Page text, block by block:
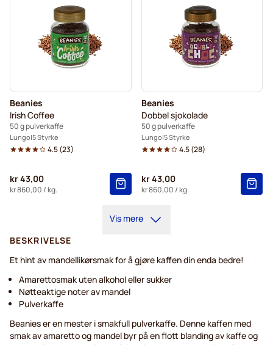
Beanies
Irish Coffee
50 g pulverkaffe
Lungo 5 Styrke
4.5(23)
kr 43,00
kr 860,00 / kg.
Beanies
Dobbel sjokolade
50 g pulverkaffe
Lungo 5 Styrke
4.5(28)
kr 43,00
kr 860,00 / kg.
Vis mere
BESKRIVELSE
Et hint av mandellikørsmak for å gjøre kaffen din enda bedre!
Amarettosmak uten alkohol eller sukker
Nøtteaktige noter av mandel
Pulverkaffe
Beanies er en mester i smakfull pulverkaffe. Denne kaffen med
smak av amaretto og mandel byr på en flott blanding av kaffe og